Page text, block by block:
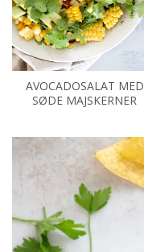
AVOCADOSALAT MED
SØDE MAJSKERNER